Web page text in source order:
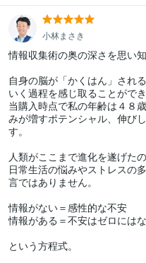
小林まさき
情報収集術の奥の深さを思い
自身の脳が「かくはん」され
いく過程を感じ取ることができ
当購入時点で私の年齢は４８
みが増すポテンシャル、伸び
す。
人類がここまで進化を遂げた
日常生活の悩みやストレスの
言ではありません。
情報がない＝感性的な不安
情報がある＝不安はゼロには
という方程式。